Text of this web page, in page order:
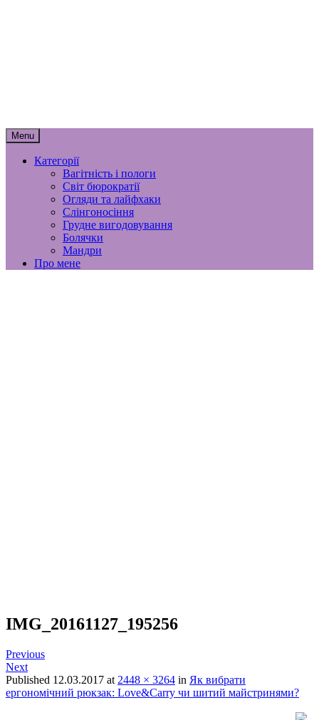
Menu
Категорії
Вагітність і пологи
Світ бюрократії
Огляди та лайфхаки
Слінгоносіння
Грудне вигодовування
Болячки
Мандри
Про мене
IMG_20161127_195256
Previous
Next
Published 12.03.2017 at 2448 × 3264 in Як вибрати
ергономічний рюкзак: Love&Carry чи шитий майстринями?